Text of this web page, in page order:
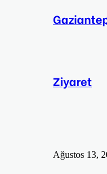
Ziyaret
Ağustos 13,